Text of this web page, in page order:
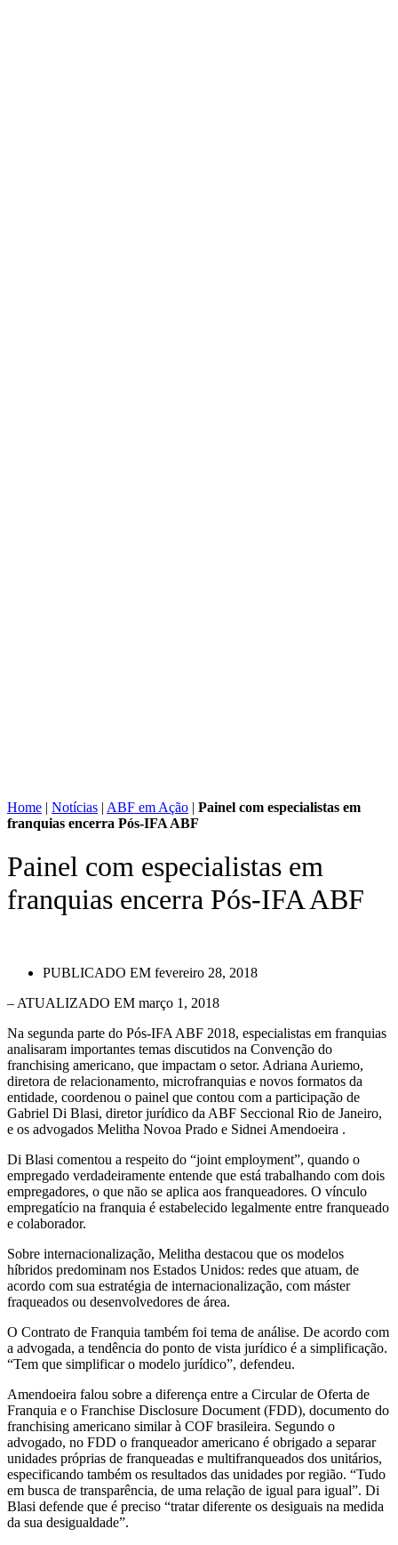
Home | Notícias | ABF em Ação | Painel com especialistas em
franquias encerra Pós-IFA ABF
Painel com especialistas em
franquias encerra Pós-IFA ABF
PUBLICADO EM fevereiro 28, 2018
– ATUALIZADO EM março 1, 2018
Na segunda parte do Pós-IFA ABF 2018, especialistas em franquias
analisaram importantes temas discutidos na Convenção do
franchising americano, que impactam o setor. Adriana Auriemo,
diretora de relacionamento, microfranquias e novos formatos da
entidade, coordenou o painel que contou com a participação de
Gabriel Di Blasi, diretor jurídico da ABF Seccional Rio de Janeiro,
e os advogados Melitha Novoa Prado e Sidnei Amendoeira .
Di Blasi comentou a respeito do “joint employment”, quando o
empregado verdadeiramente entende que está trabalhando com dois
empregadores, o que não se aplica aos franqueadores. O vínculo
empregatício na franquia é estabelecido legalmente entre franqueado
e colaborador.
Sobre internacionalização, Melitha destacou que os modelos
híbridos predominam nos Estados Unidos: redes que atuam, de
acordo com sua estratégia de internacionalização, com máster
fraqueados ou desenvolvedores de área.
O Contrato de Franquia também foi tema de análise. De acordo com
a advogada, a tendência do ponto de vista jurídico é a simplificação.
“Tem que simplificar o modelo jurídico”, defendeu.
Amendoeira falou sobre a diferença entre a Circular de Oferta de
Franquia e o Franchise Disclosure Document (FDD), documento do
franchising americano similar à COF brasileira. Segundo o
advogado, no FDD o franqueador americano é obrigado a separar
unidades próprias de franqueadas e multifranqueados dos unitários,
especificando também os resultados das unidades por região. “Tudo
em busca de transparência, de uma relação de igual para igual”. Di
Blasi defende que é preciso “tratar diferente os desiguais na medida
da sua desigualdade”.